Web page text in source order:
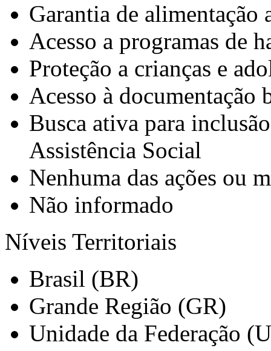
Garantia de alimentação
Acesso a programas de
Proteção a crianças e
Acesso à documentação
Busca ativa para
Assistência Social
Nenhuma das ações ou
Não informado
Níveis Territoriais
Brasil (BR)
Grande Região (GR)
Unidade da Federação